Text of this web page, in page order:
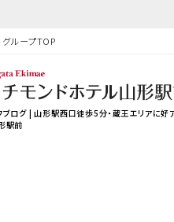
グループTOP
ブログ | 山形駅西口徒歩5分・蔵王エリアに好
駅前